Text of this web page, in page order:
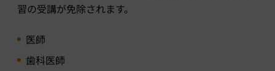
習の受講が免除されます。
医師
歯科医師